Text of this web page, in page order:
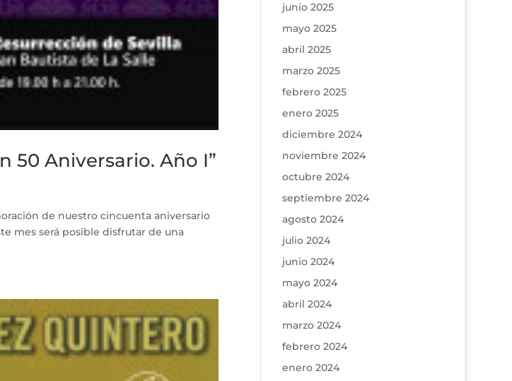
50 Aniversario. Año I”
de nuestro cincuenta aniversario
mes será posible disfrutar de una
junio 2025
mayo 2025
abril 2025
marzo 2025
febrero 2025
enero 2025
diciembre 2024
noviembre 2024
octubre 2024
septiembre 2024
agosto 2024
julio 2024
junio 2024
mayo 2024
abril 2024
marzo 2024
febrero 2024
enero 2024